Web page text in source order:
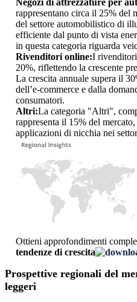
Negozi di attrezzature per
rappresentano circa il 25% del
del settore automobilistico di
efficiente dal punto di vista
in questa categoria riguarda
Rivenditori online:I
20%, riflettendo la crescente
La crescita annuale supera il
dell’e-commerce e dalla
consumatori.
Altri:La categoria "Altri",
rappresenta il 15% del
applicazioni di nicchia nei
Ottieni approfondimenti
tendenze di crescita
Prospettive regionali del
leggeri